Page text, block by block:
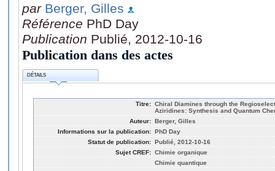
par Berger, Gilles
Référence PhD Day
Publication Publié, 2012-10-16
Publication dans des actes
DÉTAILS
Titre: Chiral Diamines through the
Aziridines: Synthesis and Quantum
Auteur: Berger, Gilles
Informations sur la publication: PhD Day
Statut de publication: Publié, 2012-10-16
Sujet CREF: Chimie organique
Chimie quantique